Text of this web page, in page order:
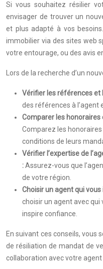
Si vous souhaitez résilier
envisager de trouver un
et plus adapté à vos
immobilier via des sites web
votre entourage, ou des avis
Lors de la recherche d’un
Vérifier les références et
des références à l’agent
Comparer les
Comparez les
conditions de leurs
Vérifier l’expertise de
:Assurez-vous que
de votre région.
Choisir un agent qui
choisir un agent avec qui
inspire confiance.
En suivant ces conseils, vous
de résiliation de mandat de
collaboration avec votre